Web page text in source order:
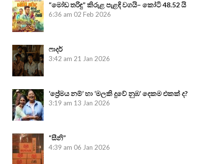
“මෝඩ තරිඳු” කිරුළ පැළඳි වගයි– කෝටි 48.52 යි
6:36 am 02 Feb 2026
ෆාදර්
3:42 am 21 Jan 2026
‘ප්‍රේමය නම්’ හා ‘මලකි දුවේ නුඹ’ දෙකම එකක් ද?
3:19 am 13 Jan 2026
“සීනි”
4:39 am 06 Jan 2026